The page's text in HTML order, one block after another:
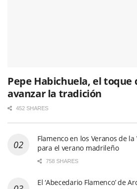
Pepe Habichuela, el toque
avanzar la tradición
452 SHARES
Flamenco en los Veranos de
para el verano madrileño
758 SHARES
El ‘Abecedario Flamenco’ de